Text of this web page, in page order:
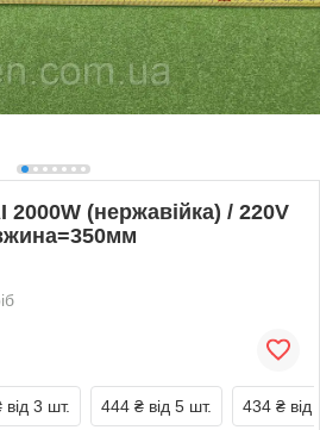
(нержавійка) / 220V
від 3 шт. 444 ₴ від 5 шт. 434 ₴ від